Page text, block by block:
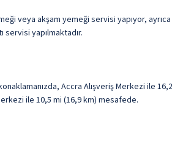
veya akşam yemeği servisi yapıyor,
servisi yapılmaktadır.
Accra Alışveriş Merkezi ile
ile 10,5 mi (16,9 km) mesafede.